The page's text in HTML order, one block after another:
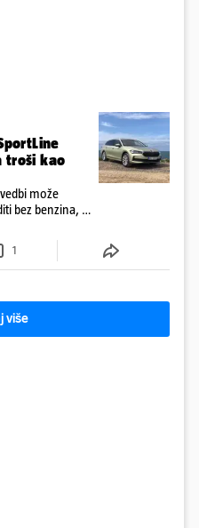
troši kao
može
bez benzina, a
1
više